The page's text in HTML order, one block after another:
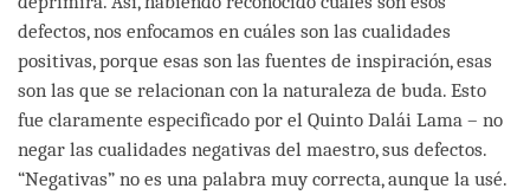
defectos, nos enfocamos en cuáles son las cualidades
positivas, porque esas son las fuentes de inspiración, esas
son las que se relacionan con la naturaleza de buda. Esto
fue claramente especificado por el Quinto Dalái Lama – no
negar las cualidades negativas del maestro, sus defectos.
“Negativas” no es una palabra muy correcta, aunque la usé.